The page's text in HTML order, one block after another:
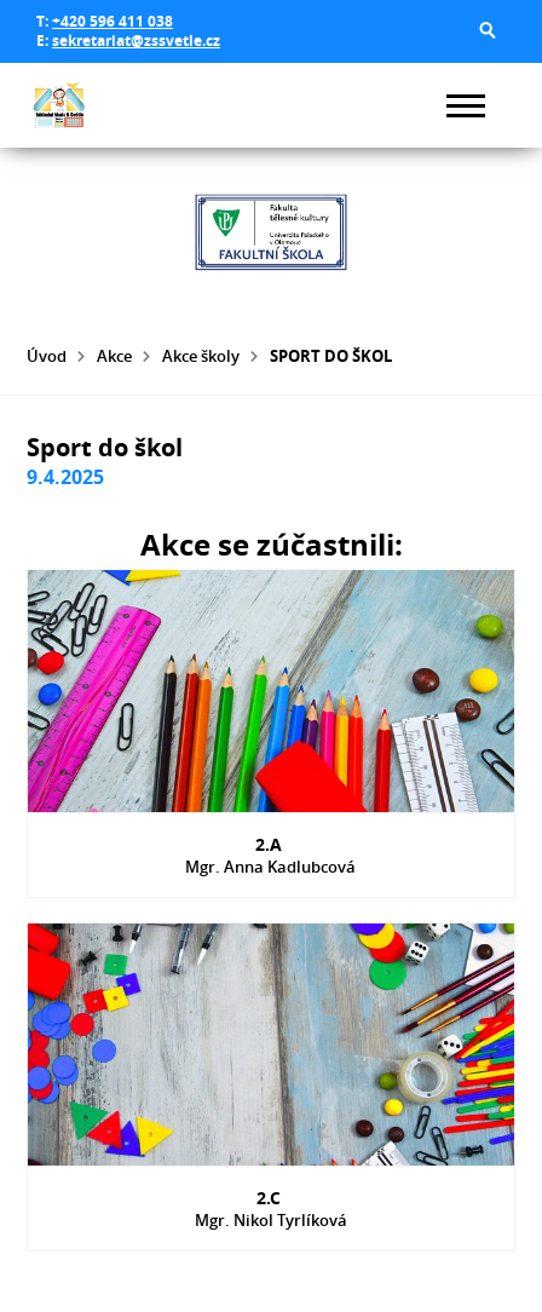
T:+420 596 411 038
E:sekretariat@zssvetle.cz
Úvod Akce Akce školy SPORT DO ŠKOL
Sport do škol
9.4.2025
Akce se zúčastnili:
2.A
Mgr. Anna Kadlubcová
2.C
Mgr. Nikol Tyrlíková